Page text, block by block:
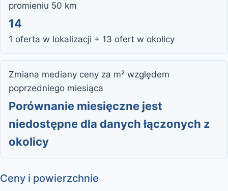
promieniu 50 km
14
1 oferta w lokalizacji + 13 ofert w okolicy
Zmiana mediany ceny za m² względem
poprzedniego miesiąca
Porównanie miesięczne jest
niedostępne dla danych łączonych z
okolicy
Ceny i powierzchnie